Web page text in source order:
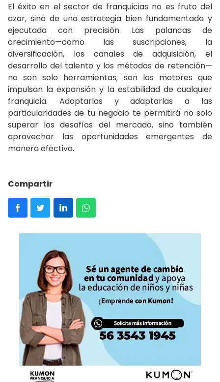
El éxito en el sector de franquicias no es fruto del
azar, sino de una estrategia bien fundamentada y
ejecutada con precisión. Las palancas de
crecimiento—como las suscripciones, la
diversificación, los canales de adquisición, el
desarrollo del talento y los métodos de retención—
no son solo herramientas; son los motores que
impulsan la expansión y la estabilidad de cualquier
franquicia. Adoptarlas y adaptarlas a las
particularidades de tu negocio te permitirá no solo
superar los desafíos del mercado, sino también
aprovechar las oportunidades emergentes de
manera efectiva.
Compartir